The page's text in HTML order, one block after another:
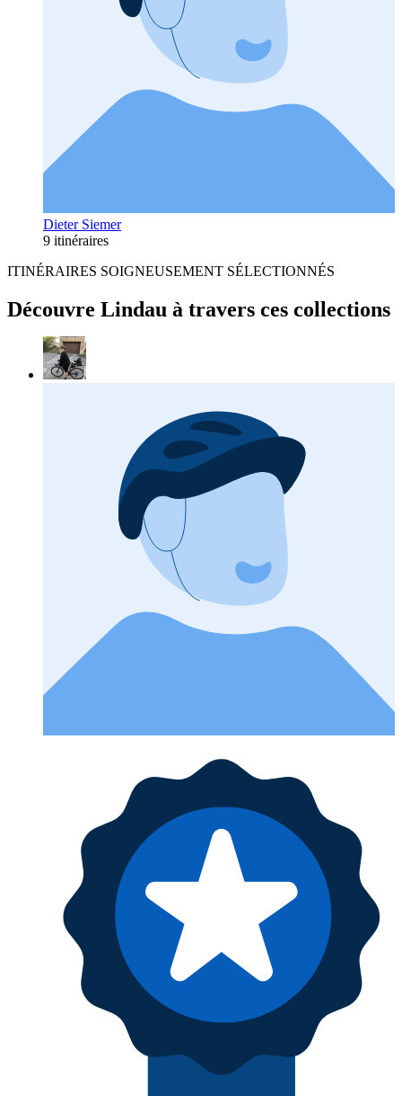
Dieter Siemer
9 itinéraires
ITINÉRAIRES SOIGNEUSEMENT SÉLECTIONNÉS
Découvre Lindau à travers ces collections